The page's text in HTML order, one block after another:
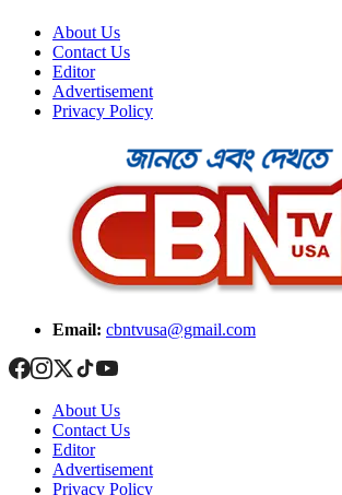
About Us
Contact Us
Editor
Advertisement
Privacy Policy
Email: cbntvusa@gmail.com
About Us
Contact Us
Editor
Advertisement
Privacy Policy